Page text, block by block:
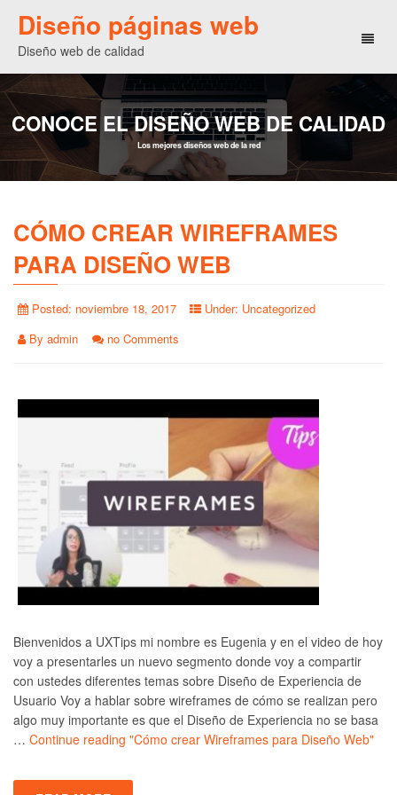
Diseño páginas web
Diseño web de calidad
CONOCE EL DISEÑO WEB DE CALIDAD
Los mejores diseños web de la red
CÓMO CREAR WIREFRAMES
PARA DISEÑO WEB
Posted: noviembre 18, 2017 Under: Uncategorized
By admin no Comments
Bienvenidos a UXTips mi nombre es Eugenia y en el video de hoy
voy a presentarles un nuevo segmento donde voy a compartir
con ustedes diferentes temas sobre Diseño de Experiencia de
Usuario Voy a hablar sobre wireframes de cómo se realizan pero
algo muy importante es que el Diseño de Experiencia no se basa
… Continue reading "Cómo crear Wireframes para Diseño Web"